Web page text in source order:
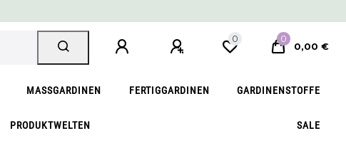
0 0
0,00 €
MASSGARDINEN FERTIGGARDINEN GARDINENSTOFFE
PRODUKTWELTEN SALE